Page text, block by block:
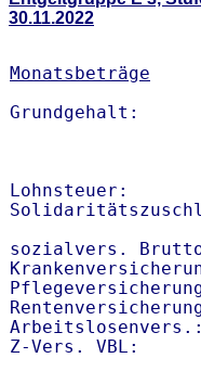
30.11.2022
Monatsbeträge
Lohnsteuer:
sozialvers.
Z-Vers. VBL: